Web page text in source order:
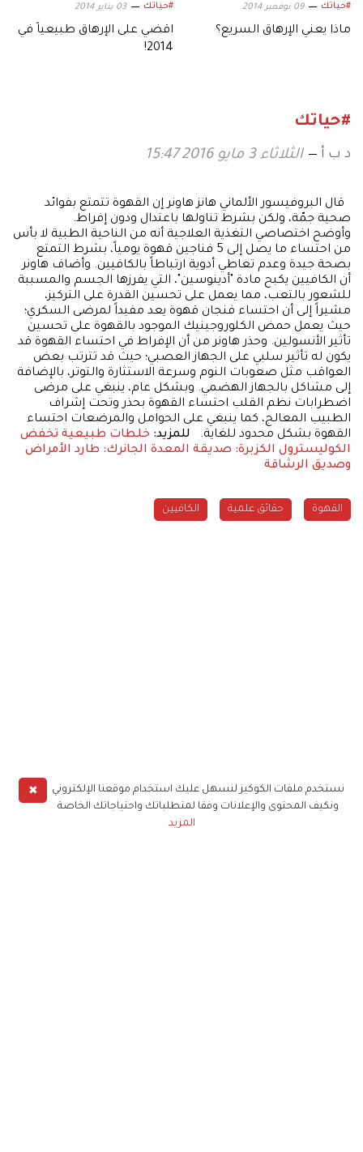
#حياتك 09 نوفمبر 2014
ماذا يعني الإرهاق السريع؟
#حياتك 03 يناير 2014
اقضي على الإرهاق طبيعياً في
2014!
#حياتك
د ب أ الثلاثاء 3 مايو 2016 15:47
قال البروفيسور الألماني هانز هاونر إن القهوة تتمتع بفوائد
صحية جمّة، ولكن بشرط تناولها باعتدال ودون إفراط.
وأوضح اختصاصي التغذية العلاجية أنه من الناحية الطبية لا بأس
من احتساء ما يصل إلى 5 فناجين قهوة يومياً، بشرط التمتع
بصحة جيدة وعدم تعاطي أدوية ارتباطاً بالكافيين. وأضاف هاونر
أن الكافيين يكبح مادة "أدينوسين"، التي يفرزها الجسم والمسببة
للشعور بالتعب، مما يعمل على تحسين القدرة على التركيز،
مشيراً إلى أن احتساء فنجان قهوة يعد مفيداً لمرضى السكري؛
حيث يعمل حمض الكلوروجينيك الموجود بالقهوة على تحسين
تأثير الأنسولين. وحذر هاونر من أن الإفراط في احتساء القهوة قد
يكون له تأثير سلبي على الجهاز العصبي؛ حيث قد تترتب بعض
العواقب مثل صعوبات النوم وسرعة الاستثارة والتوتر، بالإضافة
إلى مشاكل بالجهاز الهضمي. وبشكل عام، ينبغي على مرضى
اضطرابات نظم القلب احتساء القهوة بحذر وتحت إشراف
الطبيب المعالج، كما ينبغي على الحوامل والمرضعات احتساء
القهوة بشكل محدود للغاية.
للمزيد: خلطات طبيعية تخفض
الكوليسترول الكزبرة: صديقة المعدة الجانرك: طارد الأمراض
وصديق الرشاقة
القهوة حقائق علمية الكافيين
✖
نستخدم ملفات الكوكيز لنسهل عليك استخدام موقعنا الإلكتروني
ونكيف المحتوى والإعلانات وفقا لمتطلباتك واحتياجاتك الخاصة
المزيد